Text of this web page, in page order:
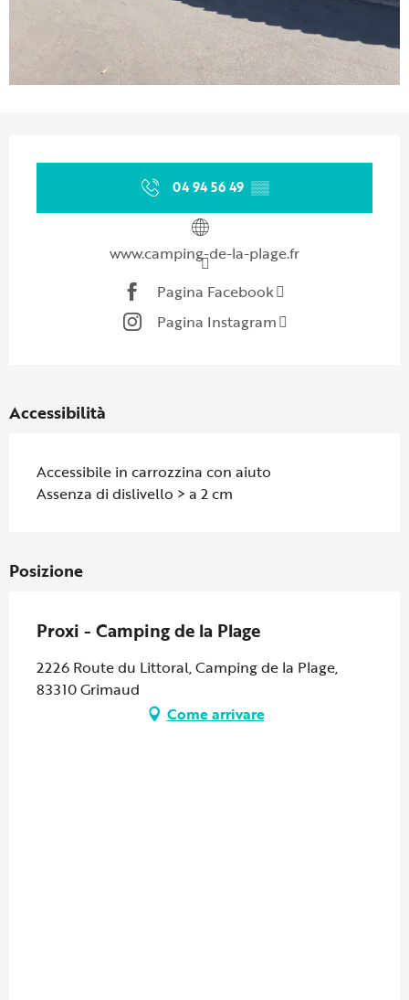
04 94 56 49 ▒▒
www.camping-de-la-plage.fr
Pagina Facebook
Pagina Instagram
Accessibilità
Accessibile in carrozzina con aiuto
Assenza di dislivello > a 2 cm
Posizione
Proxi - Camping de la Plage
2226 Route du Littoral, Camping de la Plage,
83310 Grimaud
Come arrivare